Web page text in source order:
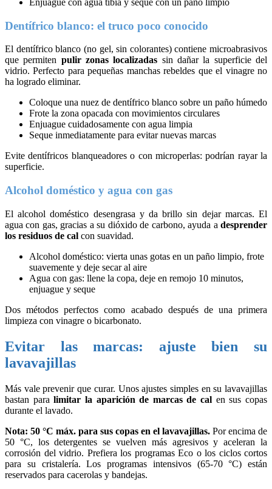
Dentífrico blanco: el truco poco conocido
El dentífrico blanco (no gel, sin colorantes) contiene microabrasivos
que permiten pulir zonas localizadas sin dañar la superficie del
vidrio. Perfecto para pequeñas manchas rebeldes que el vinagre no
ha logrado eliminar.
Coloque una nuez de dentífrico blanco sobre un paño húmedo
Frote la zona opacada con movimientos circulares
Enjuague cuidadosamente con agua limpia
Seque inmediatamente para evitar nuevas marcas
Evite dentífricos blanqueadores o con microperlas: podrían rayar la
superficie.
Alcohol doméstico y agua con gas
El alcohol doméstico desengrasa y da brillo sin dejar marcas. El
agua con gas, gracias a su dióxido de carbono, ayuda a desprender
los residuos de cal con suavidad.
Alcohol doméstico: vierta unas gotas en un paño limpio, frote
suavemente y deje secar al aire
Agua con gas: llene la copa, deje en remojo 10 minutos,
enjuague y seque
Dos métodos perfectos como acabado después de una primera
limpieza con vinagre o bicarbonato.
Evitar las marcas: ajuste bien su
lavavajillas
Más vale prevenir que curar. Unos ajustes simples en su lavavajillas
bastan paralimitar la aparición de marcas de cal en sus copas
durante el lavado.
Nota: 50 °C máx. para sus copas en el lavavajillas. Por encima de
50 °C, los detergentes se vuelven más agresivos y aceleran la
corrosión del vidrio. Prefiera los programas Eco o los ciclos cortos
para su cristalería. Los programas intensivos (65-70 °C) están
reservados para cacerolas y bandejas.